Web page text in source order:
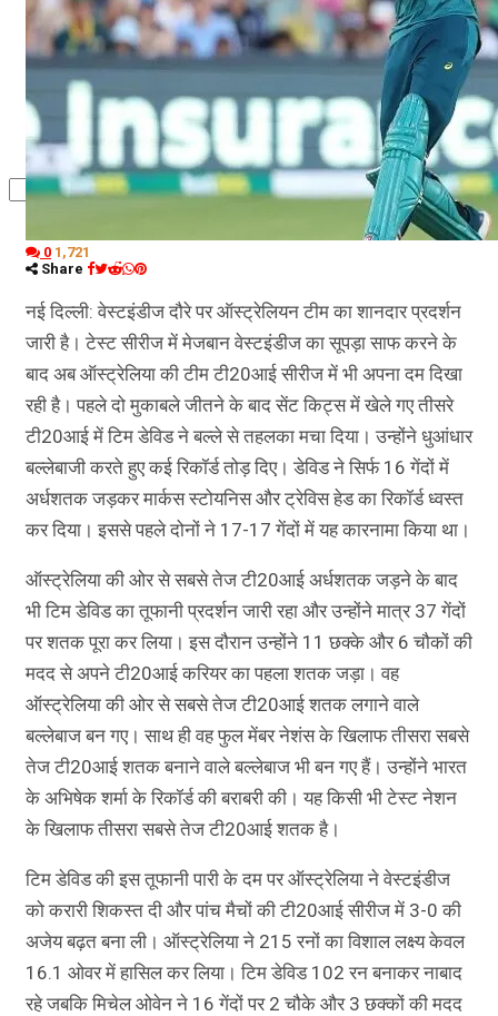
कृषि
धर्म
विज्ञान तकनीकी
0 1,721
Share
नई दिल्ली: वेस्टइंडीज दौरे पर ऑस्ट्रेलियन टीम का शानदार प्रदर्शन
जारी है। टेस्ट सीरीज में मेजबान वेस्टइंडीज का सूपड़ा साफ करने के
बाद अब ऑस्ट्रेलिया की टीम टी20आई सीरीज में भी अपना दम दिखा
रही है। पहले दो मुकाबले जीतने के बाद सेंट किट्स में खेले गए तीसरे
टी20आई में टिम डेविड ने बल्ले से तहलका मचा दिया। उन्होंने धुआंधार
बल्लेबाजी करते हुए कई रिकॉर्ड तोड़ दिए। डेविड ने सिर्फ 16 गेंदों में
अर्धशतक जड़कर मार्कस स्टोयनिस और ट्रेविस हेड का रिकॉर्ड ध्वस्त
कर दिया। इससे पहले दोनों ने 17-17 गेंदों में यह कारनामा किया था।
ऑस्ट्रेलिया की ओर से सबसे तेज टी20आई अर्धशतक जड़ने के बाद
भी टिम डेविड का तूफानी प्रदर्शन जारी रहा और उन्होंने मात्र 37 गेंदों
पर शतक पूरा कर लिया। इस दौरान उन्होंने 11 छक्के और 6 चौकों की
मदद से अपने टी20आई करियर का पहला शतक जड़ा। वह
ऑस्ट्रेलिया की ओर से सबसे तेज टी20आई शतक लगाने वाले
बल्लेबाज बन गए। साथ ही वह फुल मेंबर नेशंस के खिलाफ तीसरा सबसे
तेज टी20आई शतक बनाने वाले बल्लेबाज भी बन गए हैं। उन्होंने भारत
के अभिषेक शर्मा के रिकॉर्ड की बराबरी की। यह किसी भी टेस्ट नेशन
के खिलाफ तीसरा सबसे तेज टी20आई शतक है।
टिम डेविड की इस तूफानी पारी के दम पर ऑस्ट्रेलिया ने वेस्टइंडीज
को करारी शिकस्त दी और पांच मैचों की टी20आई सीरीज में 3-0 की
अजेय बढ़त बना ली। ऑस्ट्रेलिया ने 215 रनों का विशाल लक्ष्य केवल
16.1 ओवर में हासिल कर लिया। टिम डेविड 102 रन बनाकर नाबाद
रहे जबकि मिचेल ओवेन ने 16 गेंदों पर 2 चौके और 3 छक्कों की मदद